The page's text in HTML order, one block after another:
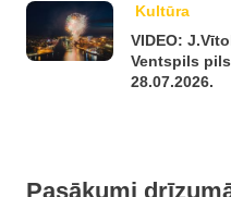
Kultūra
VIDEO:
Ventspils
28.07.2026.
Pasākumi